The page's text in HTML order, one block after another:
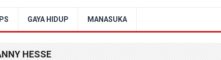
GAYA HIDUP MANASUKA
HESSE